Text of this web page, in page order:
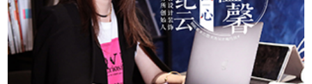
[进入专题]
专访丨和乐心理机构创始人康燕：可以选择的另一种人生